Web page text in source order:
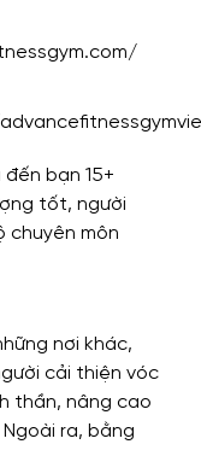
nơi khác,
cải thiện vóc
thần, nâng cao
ra, bằng